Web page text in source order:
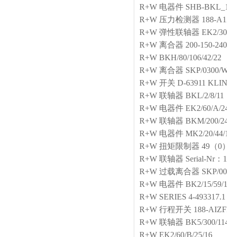
R+W 电器件 SHB-
R+W 压力检测器 188-
R+W 弹性联轴器 EK2/
R+W 离合器 200-150-
R+W BKH/80/106/42/22
R+W 离合器 SKP/0300/
R+W 开关 D-63911
R+W 联轴器 BKL/2/8/11
R+W 电器件 EK2/60/A/
R+W 联轴器 BKM/200/
R+W 电器件 MK2/20/44/
R+W 扭矩限制器 49（0
R+W 联轴器 Serial-Nr：
R+W 过载离合器 SKP/
R+W 电器件 BK2/15/59/
R+W SERIES 4-
R+W 行程开关 188-
R+W 联轴器 BK5/300/
R+W EK2/60/B/25/16